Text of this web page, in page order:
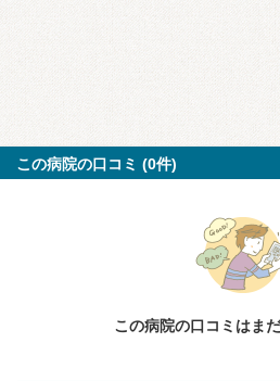
この病院の口コミ (0件)
この病院の口コミはま